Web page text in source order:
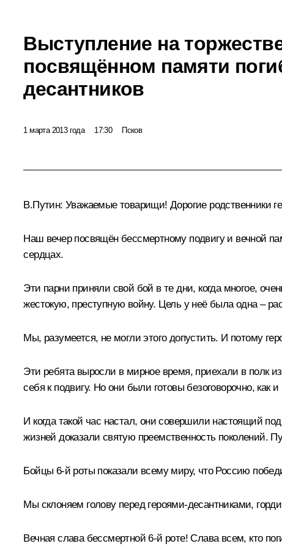
Выступление на
посвящённом памяти
десантников
1 марта 2013 года 17:30 Псков
В.Путин: Уважаемые товарищи! Дорогие родственники
Наш вечер посвящён бессмертному подвигу и вечной
сердцах.
Эти парни приняли свой бой в те дни, когда многое,
жестокую, преступную войну. Цель у неё была одна –
Мы, разумеется, не могли этого допустить. И потому
Эти ребята выросли в мирное время, приехали в полк
себя к подвигу. Но они были готовы безоговорочно,
И когда такой час настал, они совершили настоящий
жизней доказали святую преемственность поколений.
Бойцы 6-й роты показали всему миру, что Россию
Мы склоняем голову перед героями-десантниками,
Вечная слава бессмертной 6-й роте! Слава всем, кто